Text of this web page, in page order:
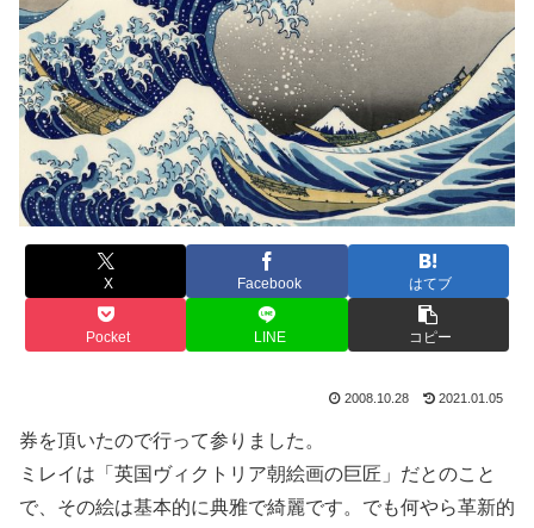
X Facebook はてブ
Pocket LINE コピー
2008.10.28 2021.01.05
券を頂いたので行って参りました。
ミレイは「英国ヴィクトリア朝絵画の巨匠」だとのこと
で、その絵は基本的に典雅で綺麗です。でも何やら革新的